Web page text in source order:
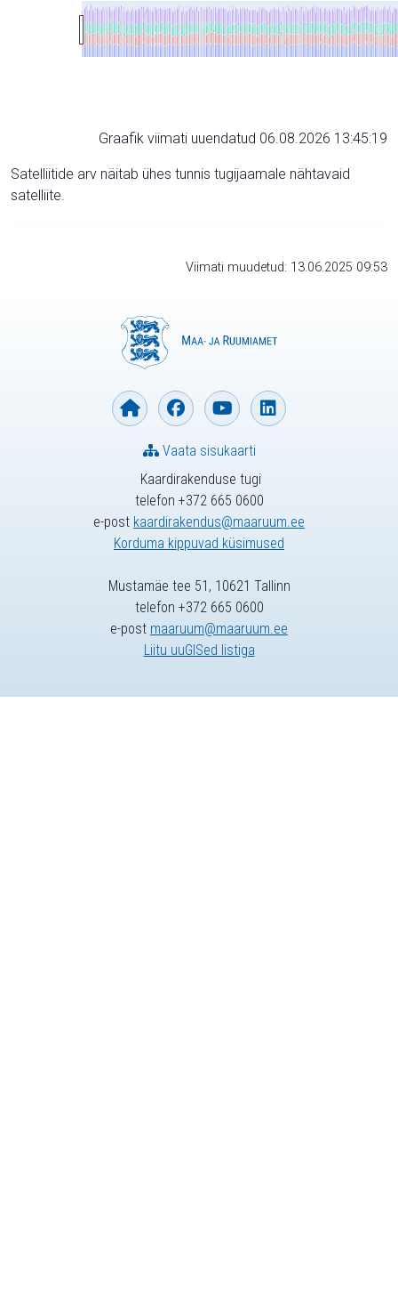
Graafik viimati uuendatud 06.08.2026 13:45:19
Satelliitide arv näitab ühes tunnis tugijaamale nähtavaid
satelliite.
Viimati muudetud: 13.06.2025 09:53
Kaardirakenduse tugi
telefon +372 665 0600
e-post kaardirakendus@maaruum.ee
Korduma kippuvad küsimused
Vaata sisukaarti
Mustamäe tee 51, 10621 Tallinn
telefon +372 665 0600
e-post maaruum@maaruum.ee
Liitu uuGISed listiga